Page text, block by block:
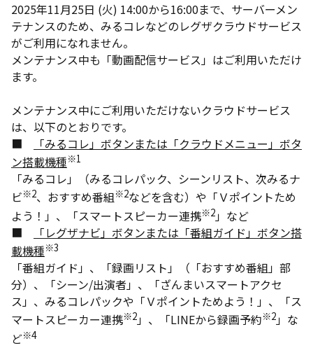
2025年11月25日 (火) 14:00から16:00まで、サーバーメン
テナンスのため、みるコレなどのレグザクラウドサービス
がご利用になれません。
メンテナンス中も「動画配信サービス」はご利用いただけ
ます。
メンテナンス中にご利用いただけないクラウドサービス
は、以下のとおりです。
■
「みるコレ」ボタンまたは「クラウドメニュー」ボタ
ン搭載機種※1
「みるコレ」（みるコレパック、シーンリスト、次みるナ
ビ※2、おすすめ番組※2などを含む）や「Ｖポイントため
よう！」、「スマートスピーカー連携※2」など
■
「レグザナビ」ボタンまたは「番組ガイド」ボタン搭
載機種※3
「番組ガイド」、「録画リスト」（「おすすめ番組」部
分）、「シーン/出演者」、「ざんまいスマートアクセ
ス」、みるコレパックや「Ｖポイントためよう！」、「ス
マートスピーカー連携※2」、「LINEから録画予約※2」な
ど※4